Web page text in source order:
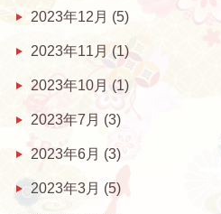
2023年12月 (5)
2023年11月 (1)
2023年10月 (1)
2023年7月 (3)
2023年6月 (3)
2023年3月 (5)